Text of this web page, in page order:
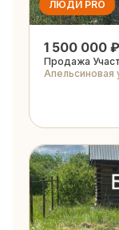
ЛЮДИ PRO
1 500 000 ₽
Продажа
Апельсиновая